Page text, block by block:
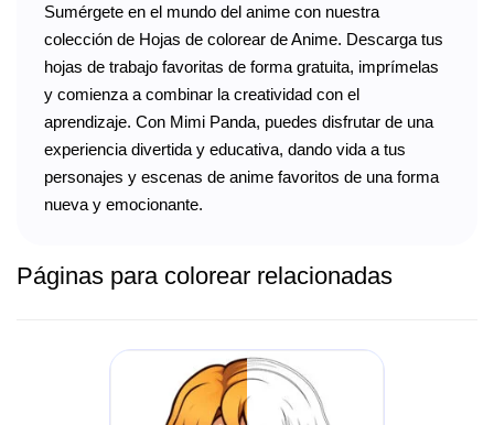
Sumérgete en el mundo del anime con nuestra
colección de Hojas de colorear de Anime. Descarga tus
hojas de trabajo favoritas de forma gratuita, imprímelas
y comienza a combinar la creatividad con el
aprendizaje. Con Mimi Panda, puedes disfrutar de una
experiencia divertida y educativa, dando vida a tus
personajes y escenas de anime favoritos de una forma
nueva y emocionante.
Páginas para colorear relacionadas